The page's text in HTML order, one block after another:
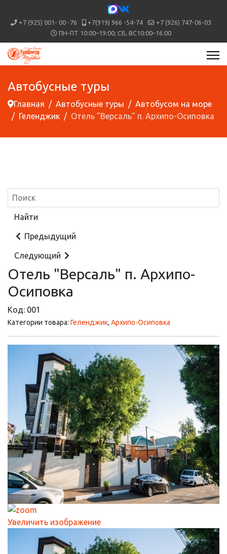
+7 (925) 001- 00 -76 +7(919) 966 -54-74
+7 (926) 747-06-03
ПН-ПТ 10:00–19:00; СБ, ВС10:00–16:00
Автобусные туры
Главная Автобусные туры
Автобусом на море
Геленджик
Отель "Версаль" п. Архипо-Осиповка
Предыдущий
Следующий
Отель "Версаль" п. Архипо-
Осиповка
Код: 001
Категории товара: Геленджик, Архипо-Осиповка
Увеличить изображение